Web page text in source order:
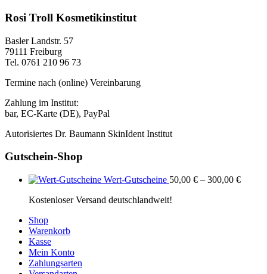
Rosi Troll Kosmetikinstitut
Basler Landstr. 57
79111 Freiburg
Tel. 0761 210 96 73
Termine nach (online) Vereinbarung
Zahlung im Institut:
bar, EC-Karte (DE), PayPal
Autorisiertes Dr. Baumann SkinIdent Institut
Gutschein-Shop
Wert-Gutscheine 50,00 € – 300,00 €
Kostenloser Versand deutschlandweit!
Shop
Warenkorb
Kasse
Mein Konto
Zahlungsarten